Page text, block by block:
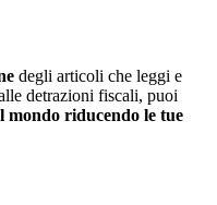
degli articoli che leggi e
detrazioni fiscali, puoi
mondo riducendo le tue